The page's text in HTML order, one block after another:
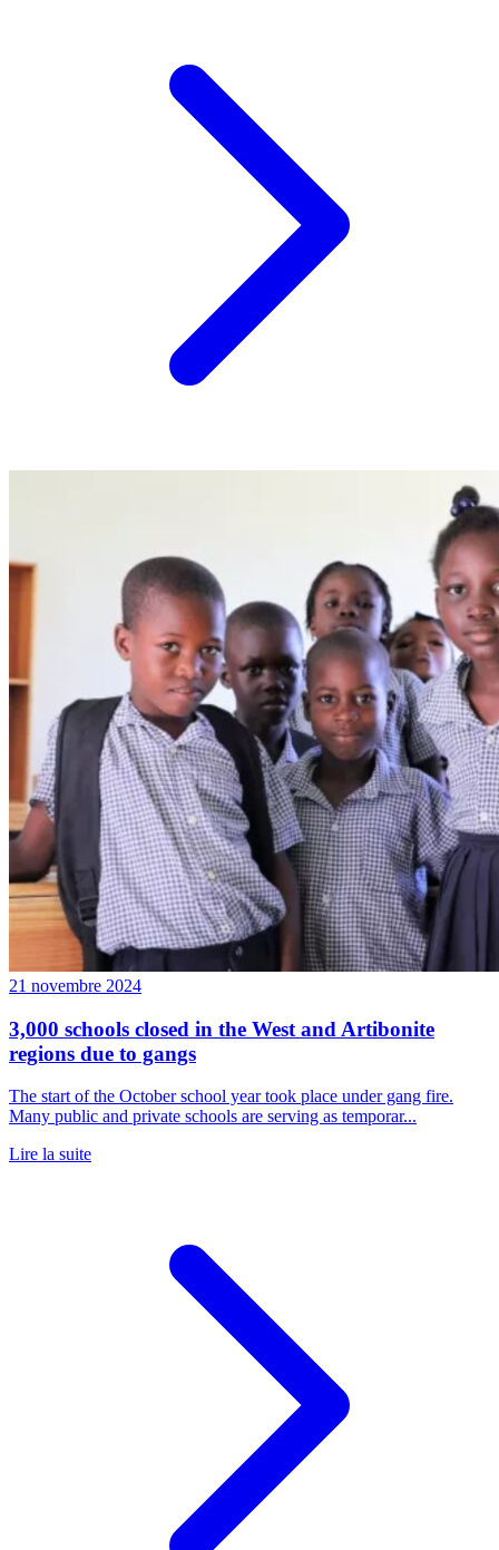
21 novembre 2024
3,000 schools closed in the West and Artibonite
regions due to gangs
The start of the October school year took place under gang fire.
Many public and private schools are serving as temporar...
Lire la suite